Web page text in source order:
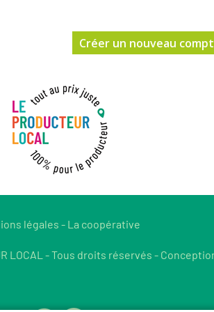
légales - La coopérative
LOCAL - Tous droits réservés -